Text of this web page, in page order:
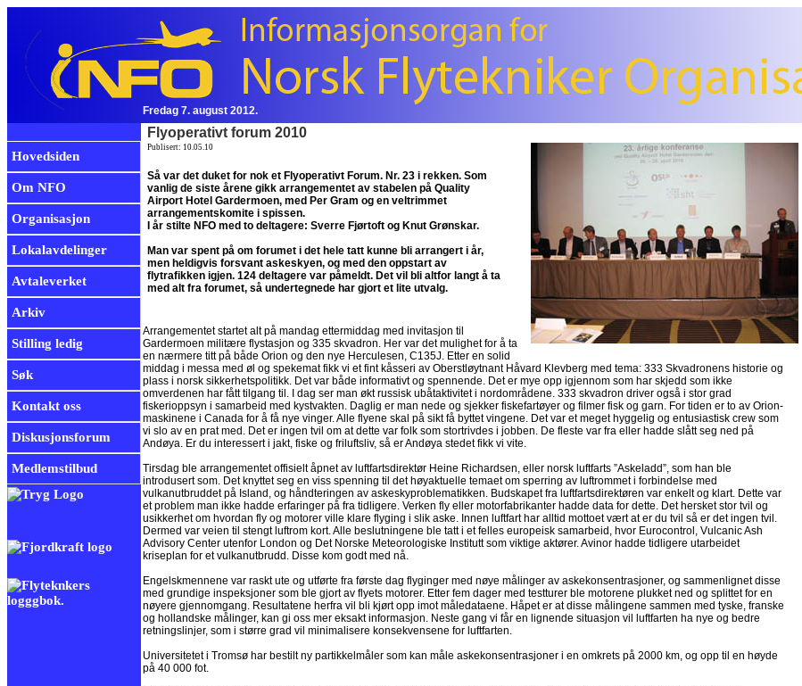
Fredag 7. august 2012.
Hovedsiden
Om NFO
Organisasjon
Lokalavdelinger
Avtaleverket
Arkiv
Stilling ledig
Søk
Kontakt oss
Diskusjonsforum
Medlemstilbud
Flyoperativt forum 2010
Publisert: 10.05.10
Så var det duket for nok et Flyoperativt Forum. Nr. 23 i rekken. Som
vanlig de siste årene gikk arrangementet av stabelen på Quality
Airport Hotel Gardermoen, med Per Gram og en veltrimmet
arrangementskomite i spissen.
I år stilte NFO med to deltagere: Sverre Fjørtoft og Knut Grønskar.
Man var spent på om forumet i det hele tatt kunne bli arrangert i år,
men heldigvis forsvant askeskyen, og med den oppstart av
flytrafikken igjen. 124 deltagere var påmeldt. Det vil bli altfor langt å ta
med alt fra forumet, så undertegnede har gjort et lite utvalg.
Arrangementet startet alt på mandag ettermiddag med invitasjon til
Gardermoen militære flystasjon og 335 skvadron. Her var det mulighet for å ta
en nærmere titt på både Orion og den nye Herculesen, C135J. Etter en solid
middag i messa med øl og spekemat fikk vi et fint kåsseri av Oberstløytnant Håvard Klevberg med tema: 333 Skvadronens historie og
plass i norsk sikkerhetspolitikk. Det var både informativt og spennende. Det er mye opp igjennom som har skjedd som ikke
omverdenen har fått tilgang til. I dag ser man økt russisk ubåtaktivitet i nordområdene. 333 skvadron driver også i stor grad
fiskerioppsyn i samarbeid med kystvakten. Daglig er man nede og sjekker fiskefartøyer og filmer fisk og garn. For tiden er to av Orion-
maskinene i Canada for å få nye vinger. Alle flyene skal på sikt få byttet vingene. Det var et meget hyggelig og entusiastisk crew som
vi slo av en prat med. Det er ingen tvil om at dette var folk som stortrivdes i jobben. De fleste var fra eller hadde slått seg ned på
Andøya. Er du interessert i jakt, fiske og friluftsliv, så er Andøya stedet fikk vi vite.
Tirsdag ble arrangementet offisielt åpnet av luftfartsdirektør Heine Richardsen, eller norsk luftfarts ”Askeladd”, som han ble
introdusert som. Det knyttet seg en viss spenning til det høyaktuelle temaet om sperring av luftrommet i forbindelse med
vulkanutbruddet på Island, og håndteringen av askeskyproblematikken. Budskapet fra luftfartsdirektøren var enkelt og klart. Dette var
et problem man ikke hadde erfaringer på fra tidligere. Verken fly eller motorfabrikanter hadde data for dette. Det hersket stor tvil og
usikkerhet om hvordan fly og motorer ville klare flyging i slik aske. Innen luftfart har alltid mottoet vært at er du tvil så er det ingen tvil.
Dermed var veien til stengt luftrom kort. Alle beslutningene ble tatt i et felles europeisk samarbeid, hvor Eurocontrol, Vulcanic Ash
Advisory Center utenfor London og Det Norske Meteorologiske Institutt som viktige aktører. Avinor hadde tidligere utarbeidet
kriseplan for et vulkanutbrudd. Disse kom godt med nå.
Engelskmennene var raskt ute og utførte fra første dag flyginger med nøye målinger av askekonsentrasjoner, og sammenlignet disse
med grundige inspeksjoner som ble gjort av flyets motorer. Etter fem dager med testturer ble motorene plukket ned og splittet for en
nøyere gjennomgang. Resultatene herfra vil bli kjørt opp imot måledataene. Håpet er at disse målingene sammen med tyske, franske
og hollandske målinger, kan gi oss mer eksakt informasjon. Neste gang vi får en lignende situasjon vil luftfarten ha nye og bedre
retningslinjer, som i større grad vil minimalisere konsekvensene for luftfarten.
Universitetet i Tromsø har bestilt ny partikkelmåler som kan måle askekonsentrasjoner i en omkrets på 2000 km, og opp til en høyde
på 40 000 fot.